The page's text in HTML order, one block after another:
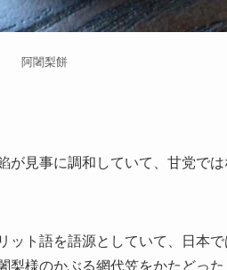
阿闍梨餅
見事に調和していて、甘党で
ット語を語源としていて、日本
梨様のかぶる網代笠をかたどっ